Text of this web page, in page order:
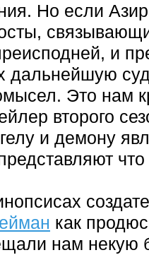
Но если
и
дальнейшую
Это нам
второго
и демону
что
как
нам некую